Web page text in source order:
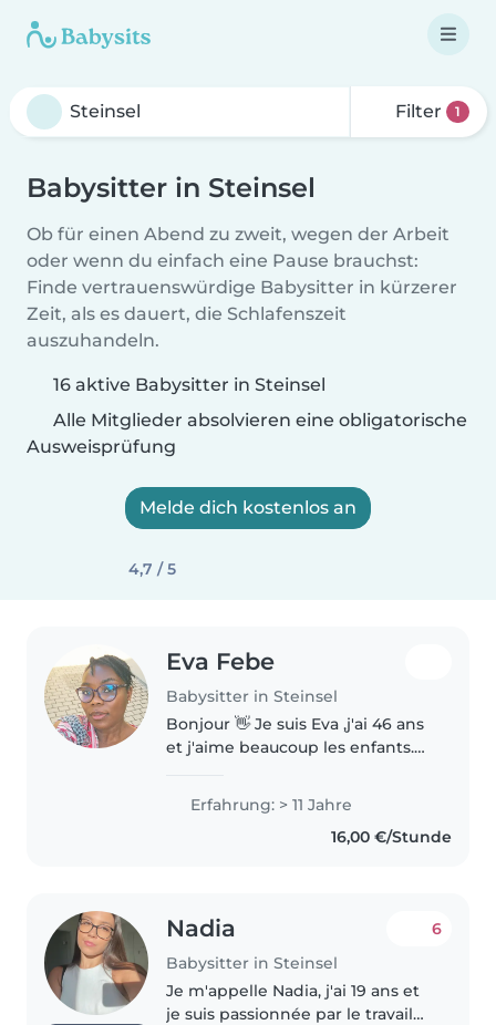
Filter 1
Babysitter in Steinsel
Ob für einen Abend zu zweit, wegen der Arbeit
oder wenn du einfach eine Pause brauchst:
Finde vertrauenswürdige Babysitter in kürzerer
Zeit, als es dauert, die Schlafenszeit
auszuhandeln.
16 aktive Babysitter in Steinsel
Alle Mitglieder absolvieren eine obligatorische
Ausweisprüfung
Melde dich kostenlos an
4,7 / 5
Eva Febe
Babysitter in Steinsel
Bonjour 👋 Je suis Eva ,j'ai 46 ans
et j'aime beaucoup les enfants.
enfants et m'occuper d'eux en
votre absence et en votre pré Si
vous êtes intéressés..
Erfahrung: > 11 Jahre
16,00 €/Stunde
Nadia
Babysitter in Steinsel
6
Je m'appelle Nadia, j'ai 19 ans et
je suis passionnée par le travail